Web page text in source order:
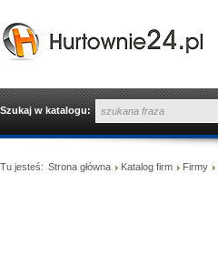
Szukaj w katalogu:
Tu jesteś: Strona główna Katalog firm Firmy